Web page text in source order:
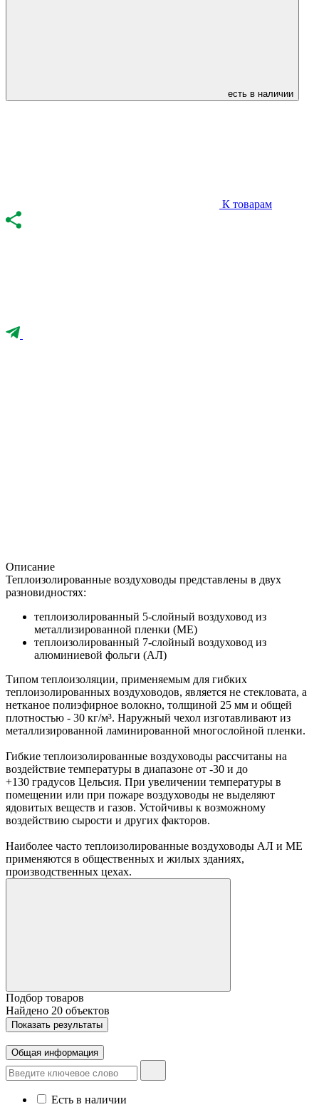
есть в наличии
К товарам
Описание
Теплоизолированные воздуховоды представлены в двух
разновидностях:
теплоизолированный 5-слойный воздуховод из
металлизированной пленки (МЕ)
теплоизолированный 7-слойный воздуховод из
алюминиевой фольги (АЛ)
Типом теплоизоляции, применяемым для гибких
теплоизолированных воздуховодов, является не стекловата, а
нетканое полиэфирное волокно, толщиной 25 мм и общей
плотностью - 30 кг/м³. Наружный чехол изготавливают из
металлизированной ламинированной многослойной пленки.
Гибкие теплоизолированные воздуховоды рассчитаны на
воздействие температуры в диапазоне от -30 и до
+130 градусов Цельсия. При увеличении температуры в
помещении или при пожаре воздуховоды не выделяют
ядовитых веществ и газов. Устойчивы к возможному
воздействию сырости и других факторов.
Наиболее часто теплоизолированные воздуховоды АЛ и МЕ
применяются в общественных и жилых зданиях,
производственных цехах.
Подбор товаров
Найдено 20 объектов
Показать результаты
Общая информация
Есть в наличии